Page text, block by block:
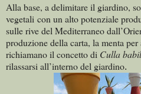
Alla base, a delimitare il giardino,
vegetali con un alto potenziale
sulle rive del Mediterraneo
produzione della carta, la menta
richiamano il concetto di Culla
rilassarsi all’interno del giardino.